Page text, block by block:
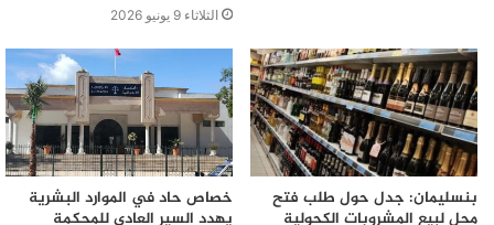
الثلاثاء 9 يونيو 2026
بنسليمان: جدل حول طلب فتح
محل لبيع المشروبات الكحولية
خصاص حاد في الموارد البشرية
يهدد السير العادي للمحكمة